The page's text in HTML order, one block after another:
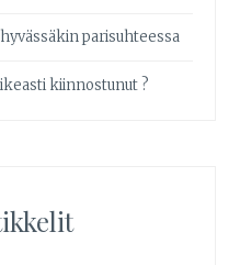
parisuhteessa
kiinnostunut ?